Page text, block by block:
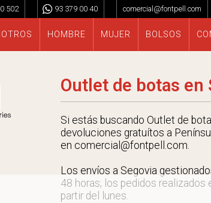
502 93 379 00 40 comercial@fontpell.com
HOMBRE MUJER BOLSOS
Outlet de botas en
Si estás buscando Outlet de
devoluciones gratuítos a
en comercial@fontpell.com.
Los envíos a Segovia
48 horas; los pedidos realizados
partir del lunes.